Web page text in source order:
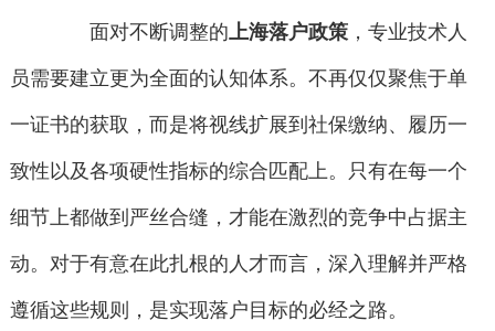
面对不断调整的上海落户政策 ，专业技术人
员需要建立更为全面的认知体系。不再仅仅聚焦于单
一证书的获取，而是将视线扩展到社保缴纳、履历一
致性以及各项硬性指标的综合匹配上。只有在每一个
细节上都做到严丝合缝，才能在激烈的竞争中占据主
动。对于有意在此扎根的人才而言，深入理解并严格
遵循这些规则，是实现落户目标的必经之路。